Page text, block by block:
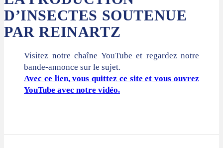
D’INSECTES SOUTENUE
PAR REINARTZ
Visitez notre chaîne YouTube et regardez notre
bande-annonce sur le sujet.
Avec ce lien, vous quittez ce site et vous ouvrez
YouTube avec notre vidéo.